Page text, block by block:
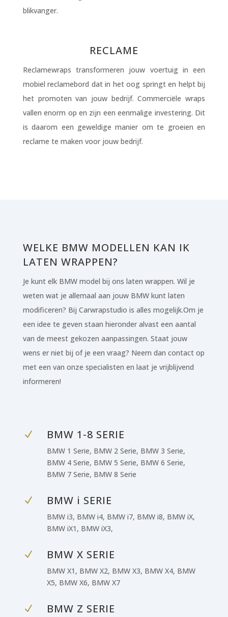
blikvanger.
RECLAME
Reclamewraps transformeren jouw voertuig in een
mobiel reclamebord dat in het oog springt en helpt bij
het promoten van jouw bedrijf. Commerciële wraps
vallen enorm op en zijn een eenmalige investering. Dit
is daarom een geweldige manier om te groeien en
reclame te maken voor jouw bedrijf.
WELKE BMW MODELLEN KAN IK
LATEN WRAPPEN?
Je kunt elk BMW model bij ons laten wrappen. Wil je
weten wat je allemaal aan jouw BMW kunt laten
modificeren? Bij Carwrapstudio is alles mogelijk.Om je
een idee te geven staan hieronder alvast een aantal
van de meest gekozen aanpassingen. Staat jouw
wens er niet bij of je een vraag? Neem dan contact op
met een van onze specialisten en laat je vrijblijvend
informeren!
N BMW 1-8 SERIE
BMW 1 Serie, BMW 2 Serie, BMW 3 Serie,
BMW 4 Serie, BMW 5 Serie, BMW 6 Serie,
BMW 7 Serie, BMW 8 Serie
N BMW i SERIE
BMW i3, BMW i4, BMW i7, BMW i8, BMW iX,
BMW iX1, BMW iX3,
N BMW X SERIE
BMW X1, BMW X2, BMW X3, BMW X4, BMW
X5, BMW X6, BMW X7
N BMW Z SERIE